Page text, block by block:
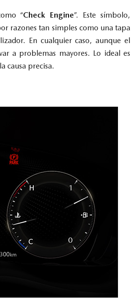
“Check Engine”. Este símbolo,
razones tan simples como una tapa
En cualquier caso, aunque el
a problemas mayores. Lo ideal es
causa precisa.